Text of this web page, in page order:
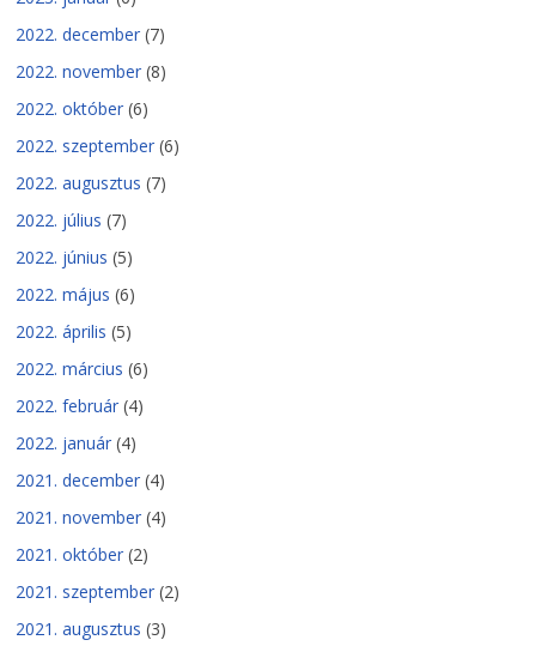
2022. december (7)
2022. november (8)
2022. október (6)
2022. szeptember (6)
2022. augusztus (7)
2022. július (7)
2022. június (5)
2022. május (6)
2022. április (5)
2022. március (6)
2022. február (4)
2022. január (4)
2021. december (4)
2021. november (4)
2021. október (2)
2021. szeptember (2)
2021. augusztus (3)